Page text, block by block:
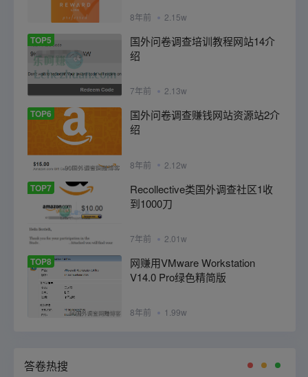
8年前 2.15w
TOP5
国外问卷调查培训教程网站14介
绍
7年前 2.13w
TOP6
国外问卷调查赚钱网站资源站2介
绍
8年前 2.12w
TOP7
Recollective类国外调查社区1收
到1000刀
7年前 2.01w
TOP8
网赚用VMware Workstation
V14.0 Pro绿色精简版
8年前 1.99w
答卷热搜